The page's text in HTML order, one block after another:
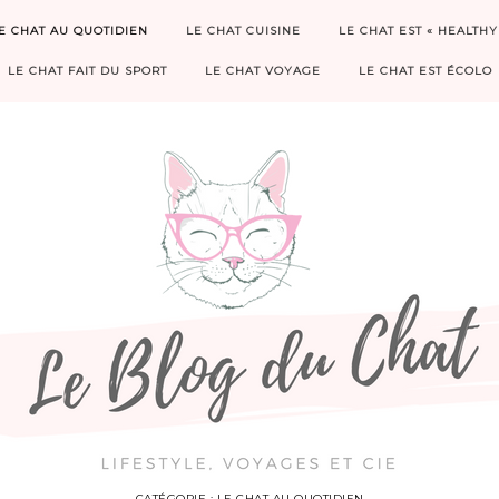
CHAT AU QUOTIDIEN LE CHAT CUISINE LE CHAT EST «
LE CHAT FAIT DU SPORT LE CHAT VOYAGE LE CHAT EST ÉCOLO